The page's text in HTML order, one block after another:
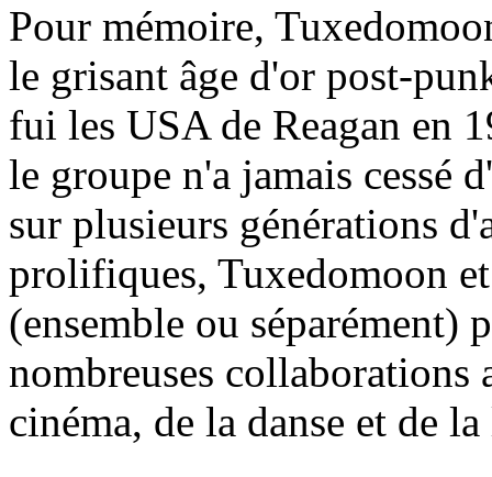
Pour mémoire,
le grisant âge d'or post-
fui les USA de Reagan en
le groupe n'a jamais cessé
sur plusieurs générations
prolifiques, Tuxedomoon
(ensemble ou séparément)
nombreuses collaborations
cinéma, de la danse et de